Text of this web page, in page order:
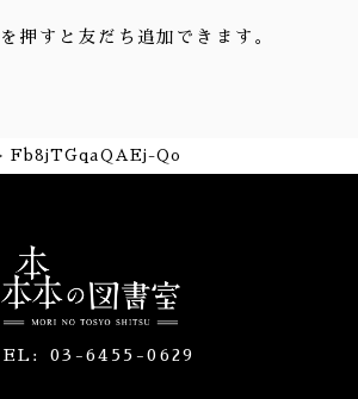
押すと友だち追加できます。
Fb8jTGqaQAEj-Qo
03-6455-0629